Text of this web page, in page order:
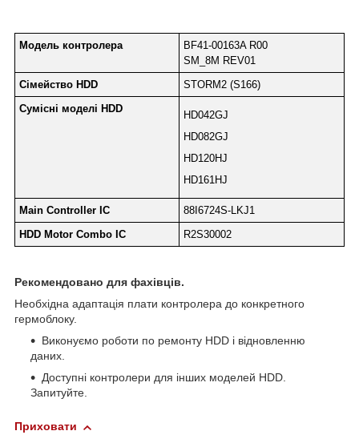
Модель контролера
BF41-00163A R00
SM_8M REV01
Сімейство HDD
STORM2 (S166)
Сумісні моделі HDD
HD042GJ
HD082GJ
HD120HJ
HD161HJ
Main Controller IC
88I6724S-LKJ1
HDD Motor Combo IC
R2S30002
Рекомендовано для фахівців.
Необхідна адаптація плати контролера до конкретного
гермоблоку.
Виконуємо роботи по ремонту HDD і відновленню
даних.
Доступні контролери для інших моделей HDD.
Запитуйте.
Приховати